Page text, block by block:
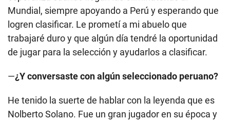
Mundial, siempre apoyando a Perú y esperando que
logren clasificar. Le prometí a mi abuelo que
trabajaré duro y que algún día tendré la oportunidad
de jugar para la selección y ayudarlos a clasificar.
—¿Y conversaste con algún seleccionado peruano?
He tenido la suerte de hablar con la leyenda que es
Nolberto Solano. Fue un gran jugador en su época y